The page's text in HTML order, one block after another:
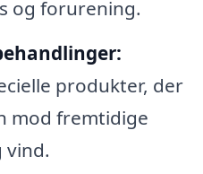
og forurening.
produkter, der
mod fremtidige
vind.